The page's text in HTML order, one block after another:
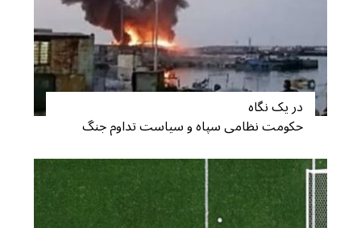
در یک نگاه
حکومت نظامی سپاه و سیاست تداوم جنگ